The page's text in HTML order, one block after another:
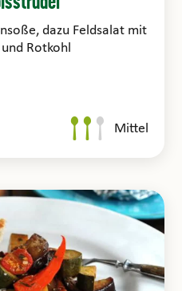
dazu Feldsalat mit
Rotkohl
Mittel